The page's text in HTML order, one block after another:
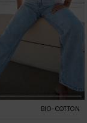
BIO-COTTON